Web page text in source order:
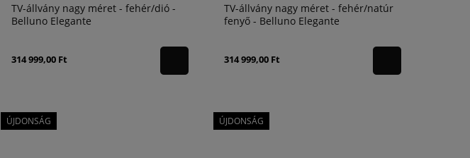
TV-állvány nagy méret - fehér/dió -
Belluno Elegante
314 999,00 Ft
TV-állvány nagy méret - fehér/natúr
fenyő - Belluno Elegante
314 999,00 Ft
ÚJDONSÁG ÚJDONSÁG